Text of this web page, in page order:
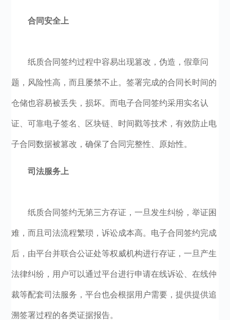
合同安全上
纸质合同签约过程中容易出现篡改，伪造，假章问
题，风险性高，而且屡禁不止。签署完成的合同长时间的
仓储也容易被丢失，损坏。而电子合同签约采用实名认
证、可靠电子签名、区块链、时间戳等技术，有效防止电
子合同数据被篡改，确保了合同完整性、原始性。
司法服务上
纸质合同签约无第三方存证，一旦发生纠纷，举证困
难，而且司法流程繁琐，诉讼成本高。电子合同签约完成
后，由平台并联合公证处等权威机构进行存证，一旦产生
法律纠纷，用户可以通过平台进行申请在线诉讼、在线仲
裁等配套司法服务，平台也会根据用户需要，提供提供追
溯签署过程的各类证据报告。